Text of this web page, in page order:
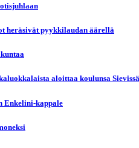
heräsivät pyykkilaudan äärellä
aloittaa koulunsa Sievissä
Enkelini-kappale